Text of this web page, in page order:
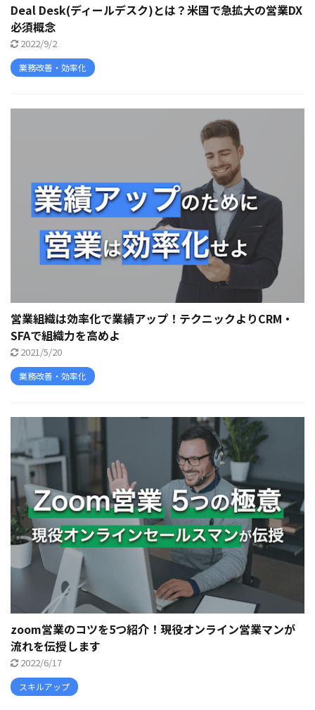
Deal Desk(ディールデスク)とは？米国で急拡大の営業DX
必須概念
2022/9/2
業務改善・効率化
営業組織は効率化で業績アップ！テクニックよりCRM・
SFAで組織力を高めよ
2021/5/20
業務改善・効率化
zoom営業のコツを5つ紹介！現役オンライン営業マンが
流れを伝授します
2022/6/17
スキルアップ